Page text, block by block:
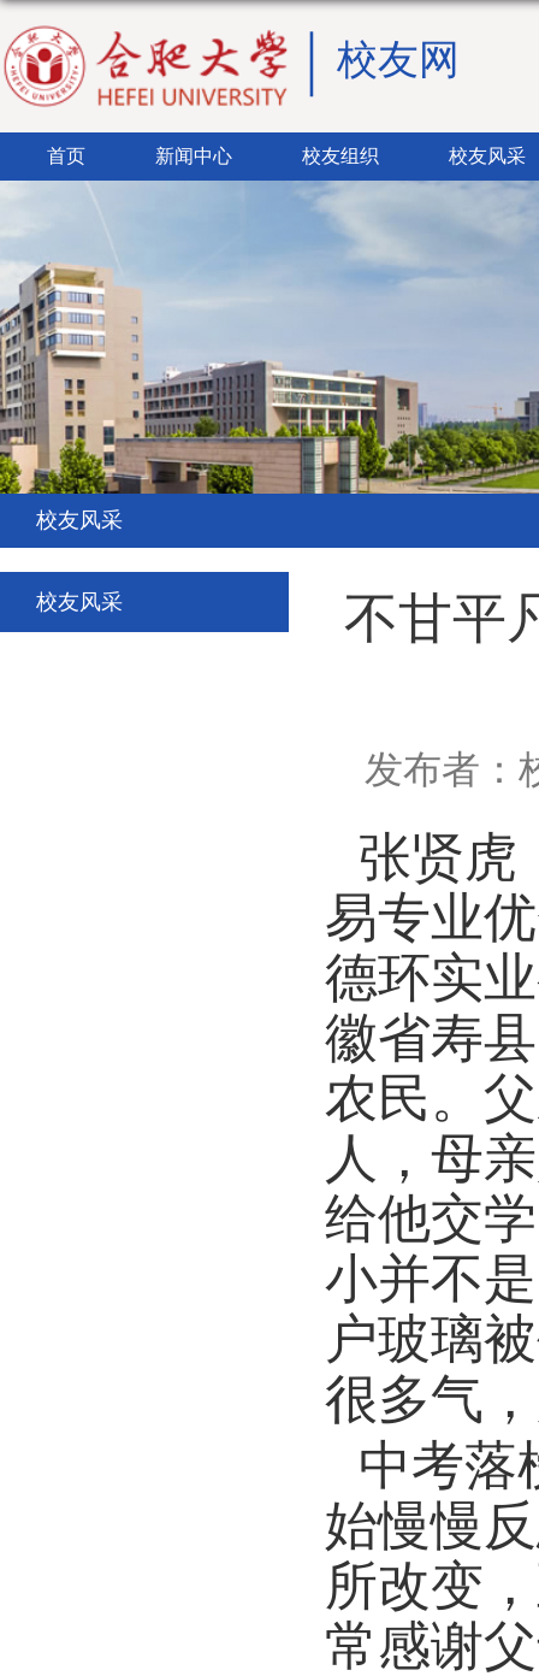
校友网
首页 新闻中心 校友组织 校友风采
校友风采
校友风采 不甘平
发布者：
张贤虎
易专业
德环实
徽省寿
农民。
人，母
给他交
小并不
户玻璃
很多气
中考落
始慢慢
所改变
常感谢